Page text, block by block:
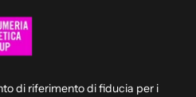
di riferimento di fiducia per i